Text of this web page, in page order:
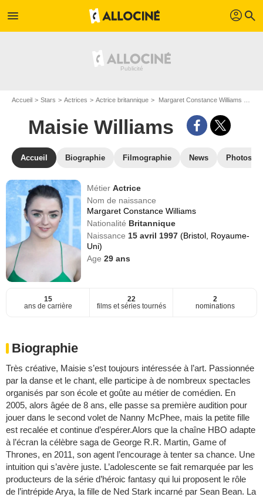
menu profil search
Accueil Stars Actrices Actrice britannique Margaret Constance Williams dit Maisie Williams
Maisie Williams
Accueil Biographie Filmographie News Photos
MétierActrice
Nom de naissance
Margaret Constance Williams
Nationalité Britannique
Naissance 15 avril 1997(Bristol, Royaume-
Uni)
Age29 ans
15
ans de carrière
22
films et séries tournés
2
nominations
Biographie
Très créative, Maisie s’est toujours intéressée à l’art. Passionnée
par la danse et le chant, elle participe à de nombreux spectacles
organisés par son école et goûte au métier de comédien. En
2005, alors âgée de 8 ans, elle passe sa première audition pour
jouer dans le second volet de Nanny McPhee, mais la petite fille
est recalée et continue d’espérer.Alors que la chaîne HBO adapte
à l’écran la célèbre saga de George R.R. Martin, Game of
Thrones, en 2011, son agent l’encourage à tenter sa chance. Une
intuition qui s’avère juste. L’adolescente se fait remarquée par les
producteurs de la série d’héroic fantasy qui lui proposent le rôle
de l’intrépide Arya, la fille de Ned Stark incarné par Sean Bean. La